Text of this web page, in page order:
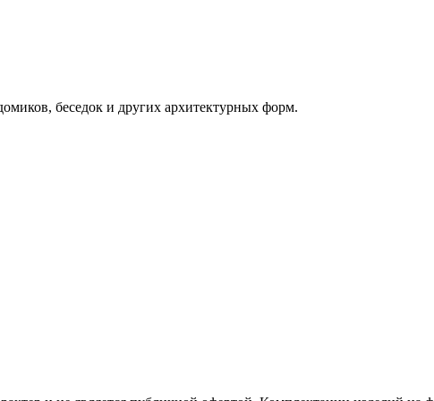
беседок и других архитектурных форм.